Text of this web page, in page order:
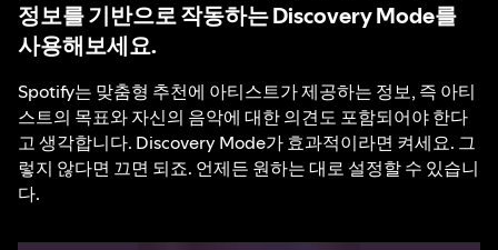
정보를 기반으로 작동하는 Discovery Mode를
사용해보세요.
Spotify는 맞춤형 추천에 아티스트가 제공하는 정보, 즉 아티
스트의 목표와 자신의 음악에 대한 의견도 포함되어야 한다
고 생각합니다. Discovery Mode가 효과적이라면 켜세요. 그
렇지 않다면 끄면 되죠. 언제든 원하는 대로 설정할 수 있습니
다.